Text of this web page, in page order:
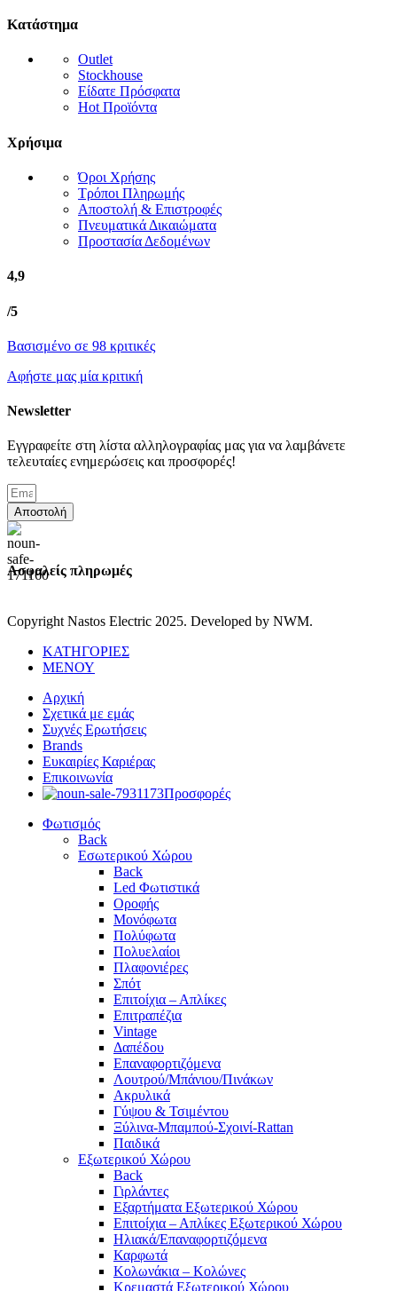
Κατάστημα
Outlet
Stockhouse
Είδατε Πρόσφατα
Hot Προϊόντα
Χρήσιμα
Όροι Χρήσης
Τρόποι Πληρωμής
Αποστολή & Επιστροφές
Πνευματικά Δικαιώματα
Προστασία Δεδομένων
4,9
/5
Βασισμένο σε 98 κριτικές
Αφήστε μας μία κριτική
Newsletter
Εγγραφείτε στη λίστα αλληλογραφίας μας για να λαμβάνετε
τελευταίες ενημερώσεις και προσφορές!
Αποστολή
Ασφαλείς πληρωμές
Copyright Nastos Electric 2025. Developed by NWM.
ΚΑΤΗΓΟΡΙΕΣ
ΜΕΝΟΥ
Αρχική
Σχετικά με εμάς
Συχνές Ερωτήσεις
Brands
Ευκαιρίες Καριέρας
Επικοινωνία
Προσφορές
Φωτισμός
Back
Εσωτερικού Χώρου
Back
Led Φωτιστικά
Οροφής
Μονόφωτα
Πολύφωτα
Πολυελαίοι
Πλαφονιέρες
Σπότ
Επιτοίχια – Απλίκες
Επιτραπέζια
Vintage
Δαπέδου
Επαναφορτιζόμενα
Λουτρού/Μπάνιου/Πινάκων
Ακρυλικά
Γύψου & Τσιμέντου
Ξύλινα-Μπαμπού-Σχοινί-Rattan
Παιδικά
Εξωτερικού Χώρου
Back
Γιρλάντες
Εξαρτήματα Εξωτερικού Χώρου
Επιτοίχια – Απλίκες Εξωτερικού Χώρου
Ηλιακά/Επαναφορτιζόμενα
Καρφωτά
Κολωνάκια – Κολώνες
Κρεμαστά Εξωτερικού Χώρου